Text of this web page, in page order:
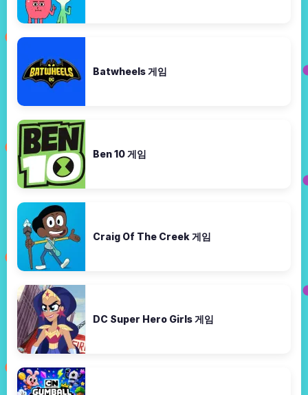
Batwheels 게임
Ben 10 게임
Craig Of The Creek 게임
DC Super Hero Girls 게임